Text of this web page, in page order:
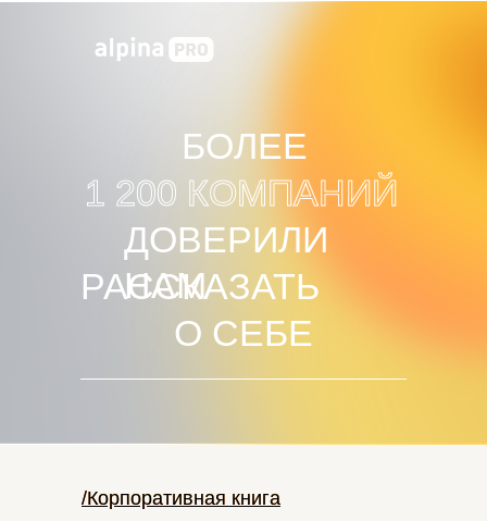
1 200 КОМПАНИЙ
БОЛЕЕ
ДОВЕРИЛИ
НАМ
РАССКАЗАТЬ
О СЕБЕ
/Корпоративная книга
/Корпоративная книга